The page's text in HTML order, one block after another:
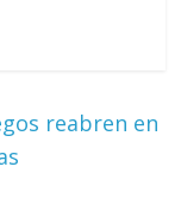
reabren en